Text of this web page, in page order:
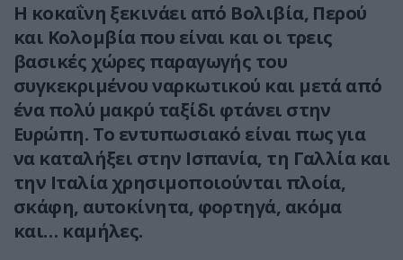
Η κοκαΐνη ξεκινάει από Βολιβία, Περού
και Κολομβία που είναι και οι τρεις
βασικές χώρες παραγωγής του
συγκεκριμένου ναρκωτικού και μετά από
ένα πολύ μακρύ ταξίδι φτάνει στην
Ευρώπη. Το εντυπωσιακό είναι πως για
να καταλήξει στην Ισπανία, τη Γαλλία και
την Ιταλία χρησιμοποιούνται πλοία,
σκάφη, αυτοκίνητα, φορτηγά, ακόμα
και… καμήλες.